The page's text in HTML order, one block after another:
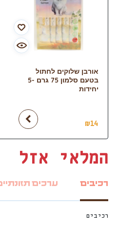
אורבן שלוקים לחתול
בטעם סלמון 75 גרם -5
יחידות
₪14
המלאי אזל
רכיבים ערכים
רכיבים